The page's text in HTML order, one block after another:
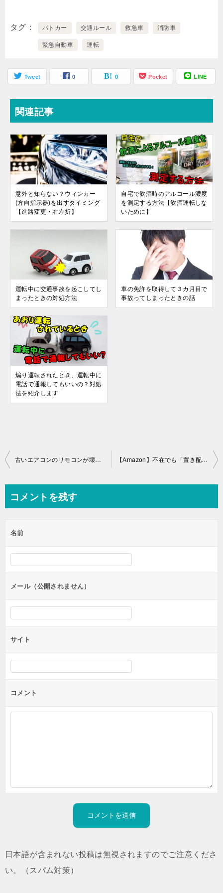
タグ パトカー 交通ルール 救急車 消防車
緊急自動車 運転
Tweet 0 0 Pocket LINE
関連記事
意外と知らない？ウィンカー
(方向指示器)を出すタイミング
【進路変更・右左折】
自宅で飲酒時のアルコール濃度
を測定する方法【飲酒運転しな
いために】
運転中に交通事故を起こしてし
まったときの対処方法
車の免許を取得して３カ月目で
事故ってしまったときの話
煽り運転されたとき、運転中に
電話で通報してもいいの？対処
法を紹介します
投
ビ
ー
シ
ン
古いエアコンのリモコンが壊れた！なくなった！ときの対処方法 【Amazon】不在でも「置き配指定」ならサイン不要で受け取り可能！使い方を解説
コメントを残す
名前
メール（公開されません）
サイト
コメント
日本語が含まれない投稿は無視されますのでご注意くださ
い。（スパム対策）